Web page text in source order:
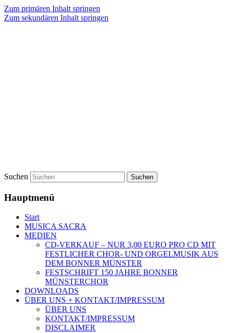
Zum primären Inhalt springen
Zum sekundären Inhalt springen
Suchen
Hauptmenü
Start
MUSICA SACRA
MEDIEN
CD-VERKAUF – NUR 3,00 EURO PRO CD MIT
FESTLICHER CHOR- UND ORGELMUSIK AUS
DEM BONNER MÜNSTER
FESTSCHRIFT 150 JAHRE BONNER
MÜNSTERCHOR
DOWNLOADS
ÜBER UNS + KONTAKT/IMPRESSUM
ÜBER UNS
KONTAKT/IMPRESSUM
DISCLAIMER